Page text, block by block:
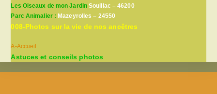
Les Oiseaux de mon JardinSouillac – 46200
Parc Animalier : Mazeyrolles – 24550
008-Photos sur la vie de nos ancêtres
A-Accueil
Astuces et conseils photos